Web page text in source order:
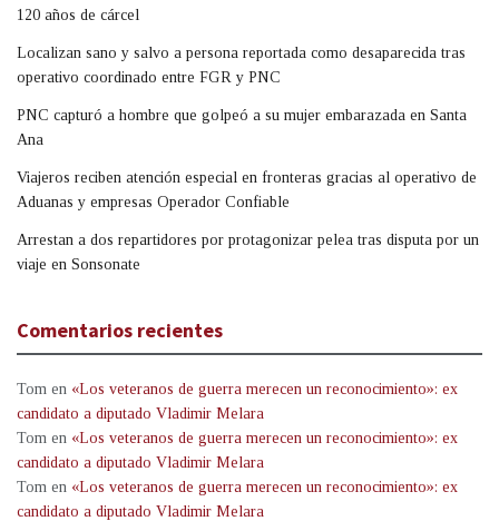
120 años de cárcel
Localizan sano y salvo a persona reportada como desaparecida tras
operativo coordinado entre FGR y PNC
PNC capturó a hombre que golpeó a su mujer embarazada en Santa
Ana
Viajeros reciben atención especial en fronteras gracias al operativo de
Aduanas y empresas Operador Confiable
Arrestan a dos repartidores por protagonizar pelea tras disputa por un
viaje en Sonsonate
Comentarios recientes
Tom en «Los veteranos de guerra merecen un reconocimiento»: ex
candidato a diputado Vladimir Melara
Tom en «Los veteranos de guerra merecen un reconocimiento»: ex
candidato a diputado Vladimir Melara
Tom en «Los veteranos de guerra merecen un reconocimiento»: ex
candidato a diputado Vladimir Melara